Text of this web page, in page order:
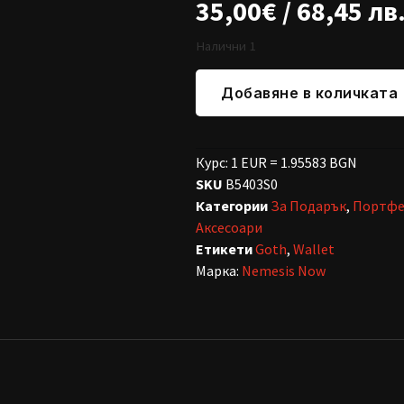
35,00€ / 68,45
Налични 1
Добавяне в количката
Курс: 1 EUR = 1.95583 BGN
SKU B5403S0
Категории За Подарък,
Аксесоари
ЕтикетиGoth,Wallet
Марка: Nemesis Now